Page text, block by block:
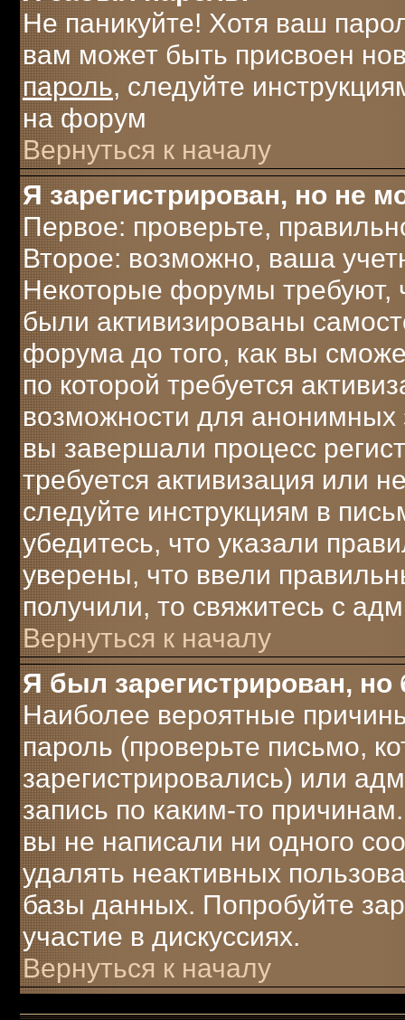
Не паникуйте! Хотя ваш
вам может быть присвоен
пароль, следуйте
на форум
Вернуться к началу
Я зарегистрирован, но не
Первое: проверьте,
Второе: возможно, ваша
Некоторые форумы требуют,
были активизированы
форума до того, как вы
по которой требуется
возможности для анонимных
вы завершали процесс
требуется активизация или
следуйте инструкциям в
убедитесь, что указали
уверены, что ввели
получили, то свяжитесь с
Вернуться к началу
Я был зарегистрирован,
Наиболее вероятные
пароль (проверьте письмо,
зарегистрировались) или
запись по каким-то
вы не написали ни одного
удалять неактивных
базы данных. Попробуйте
участие в дискуссиях.
Вернуться к началу